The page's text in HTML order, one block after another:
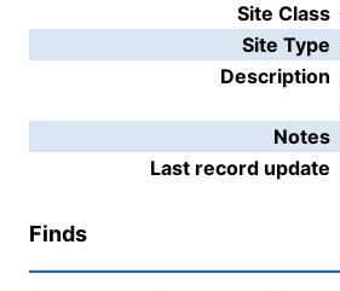
Site Class
Site Type
Description
Notes
Last record update
Finds